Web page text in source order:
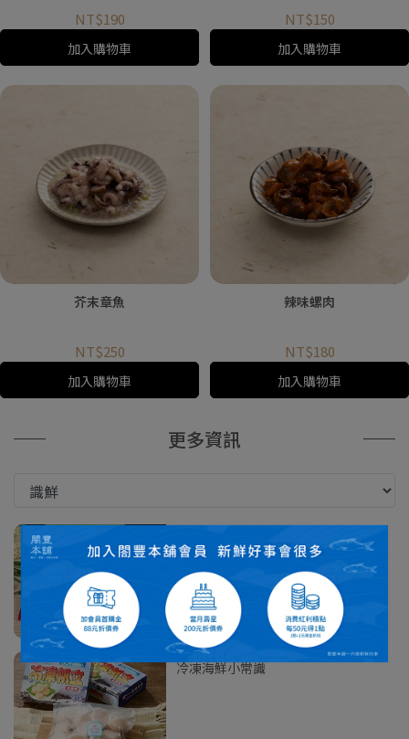
NT$190
加入購物車
NT$150
加入購物車
芥末章魚
NT$250
加入購物車
辣味螺肉
NT$180
加入購物車
更多資訊
下班後快速料理
繼續閱讀
冷凍海鮮小常識